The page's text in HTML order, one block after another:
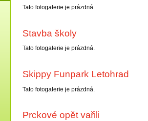
Tato fotogalerie je prázdná.
Stavba školy
Tato fotogalerie je prázdná.
Skippy Funpark Letohrad
Tato fotogalerie je prázdná.
Prckové opět vařili